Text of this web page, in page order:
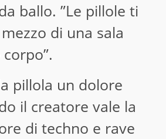
ballo. ”Le pillole ti
di una sala
pillola un dolore
il creatore vale la
di techno e rave